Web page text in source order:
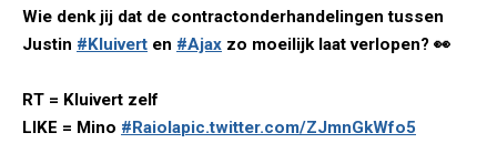
Wie denk jij dat de contractonderhandelingen tussen
Justin #Kluivert en #Ajax zo moeilijk laat verlopen? 👀
RT = Kluivert zelf
LIKE = Mino #Raiolapic.twitter.com/ZJmnGkWfo5